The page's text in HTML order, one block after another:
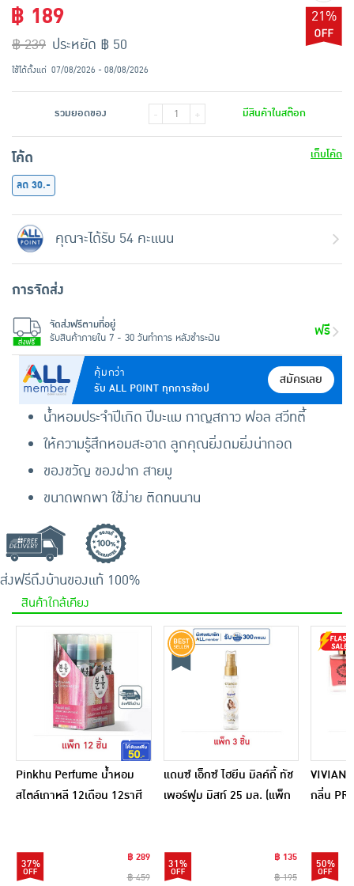
คุ้มกว่า
รับ ALL POINT ทุกการช้อป
สมัครเลย
น้ำหอมประจำปีเกิด ปีมะแม กาญสกาว ฟอล สวีทตี้
ให้ความรู้สึกหอมสะอาด ลูกคุณยิ่งดมยิ่งน่ากอด
ของขวัญ ของฝาก สายมู
ขนาดพกพา ใช้ง่าย ติดทนนาน
฿ 189
฿ 239
21%
ประหยัด ฿ 50
ใช้ได้ตั้งแต่ 07/08/2026 - 08/08/2026
รวมยอดของ - + มีสินค้าในสต๊อก
โค้ด
เก็บโค้ด
ลด 30.-
คุณจะได้รับ 54 คะแนน
การจัดส่ง
จัดส่งฟรีตามที่อยู่
รับสินค้าภายใน 7 - 30 วันทำการ หลังชำระเงิน
ฟรี
ส่งฟรีถึงบ้านของแท้ 100%
สินค้าใกล้เคียง
Pinkhu Perfume น้ำหอม
สไตล์เกาหลี 12เดือน 12ราศี
37%
฿ 289
฿ 459
แดนซ์ เอ็กซ์ ไฮยีน มิลค์กี้ ทัช
เพอร์ฟูม มิสท์ 25 มล. (แพ็ก
31%
฿ 135
฿ 195
VIVIAN
กลิ่น
50%